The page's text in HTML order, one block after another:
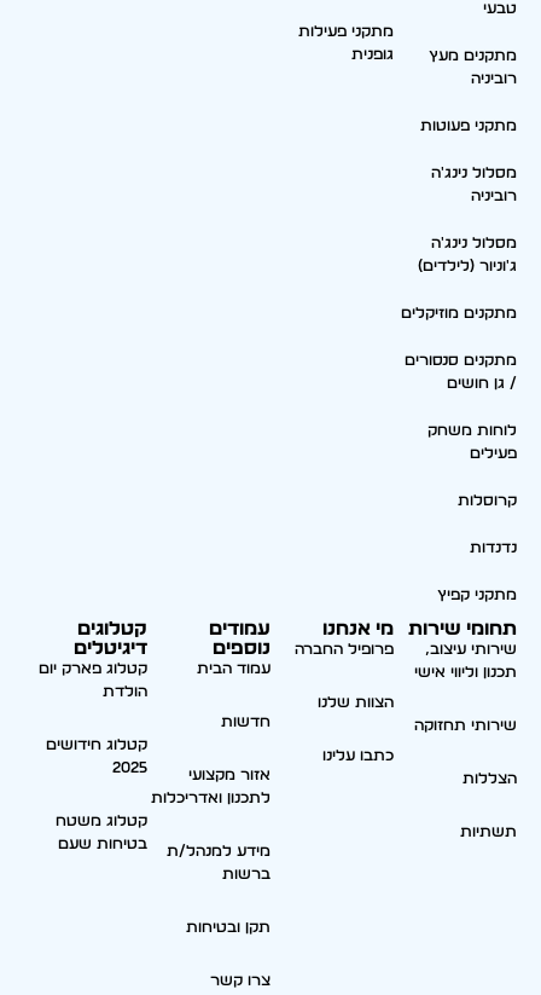
טבעי
מתקנים מעץ
רוביניה
מתקני פעוטות
מסלול נינג'ה
רוביניה
מסלול נינג'ה
ג'וניור (לילדים)
מתקנים מוזיקלים
מתקנים סנסורים
/ גן חושים
לוחות משחק
פעילים
קרוסלות
נדנדות
מתקני קפיץ
מתקני פעילות
גופנית
תחומי שירות
שירותי עיצוב,
תכנון וליווי אישי
שירותי תחזוקה
הצללות
תשתיות
מי אנחנו
פרופיל החברה
הצוות שלנו
כתבו עלינו
עמודים
נוספים
עמוד הבית
חדשות
אזור מקצועי
לתכנון ואדריכלות
מידע למנהל/ת
ברשות
תקן ובטיחות
צרו קשר
קטלוגים
דיגיטלים
קטלוג פארק יום
הולדת
קטלוג חידושים
2025
קטלוג משטח
בטיחות שעם